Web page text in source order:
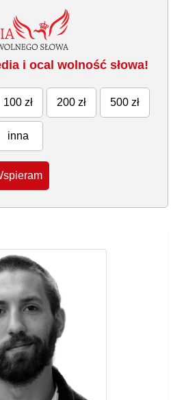
i ocal wolność słowa!
100 zł 200 zł 500 zł
inna